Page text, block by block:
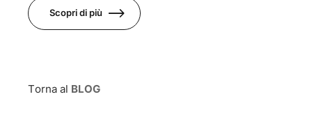
Scopri di più
Torna al BLOG